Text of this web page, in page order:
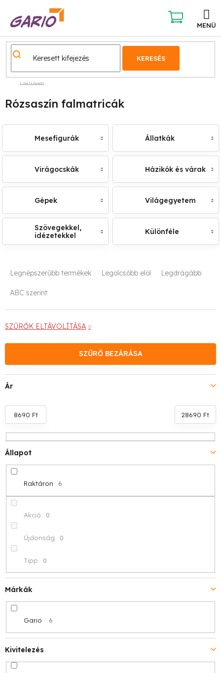
KERESÉS
KOSÁR
Matricák
Rózsaszín falmatricák
Mesefigurák Állatkák
Virágocskák Házikók és várak
Gépek Világegyetem
Szövegekkel,
idézetekkel
Különféle
T
m
é
k
e
r
e
n
d
e
s
e
Legnépszerűbb termékek Legolcsóbb elöl Legdrágább
ABC szerint
SZŰRŐK ELTÁVOLÍTÁSA
SZŰRŐ BEZÁRÁSA
Ár
8690 Ft 28690 Ft
Állapot
Raktáron 6
Akció 0
Újdonság 0
Tipp 0
Márkák
Gario 6
Kivitelezés